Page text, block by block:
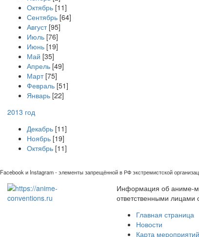
Октябрь [11]
Сентябрь [64]
Август[95]
Июль [76]
Июнь [19]
Май [35]
Апрель [49]
Март[75]
Февраль [51]
Январь [22]
2013 год
Декабрь [11]
Ноябрь [19]
Октябрь [11]
Facebook и Instagram - элементы запрещённой в РФ экстремистской
Информация об аниме-
ответственными лицами
Главная страница
Новости
Карта мероприятий